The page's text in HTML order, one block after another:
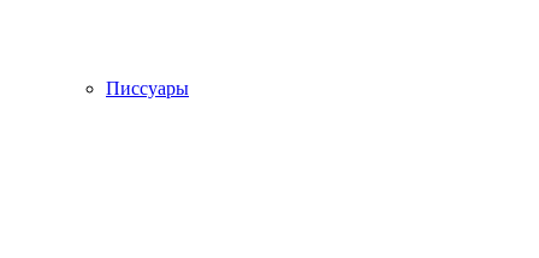
Писсуары